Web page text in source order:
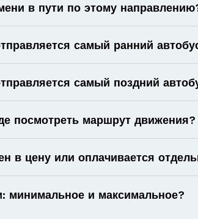
в пути по этому
самый ранний
самый поздний
посмотреть маршрут движения?
в цену или оплачивается
минимальное и максимальное?